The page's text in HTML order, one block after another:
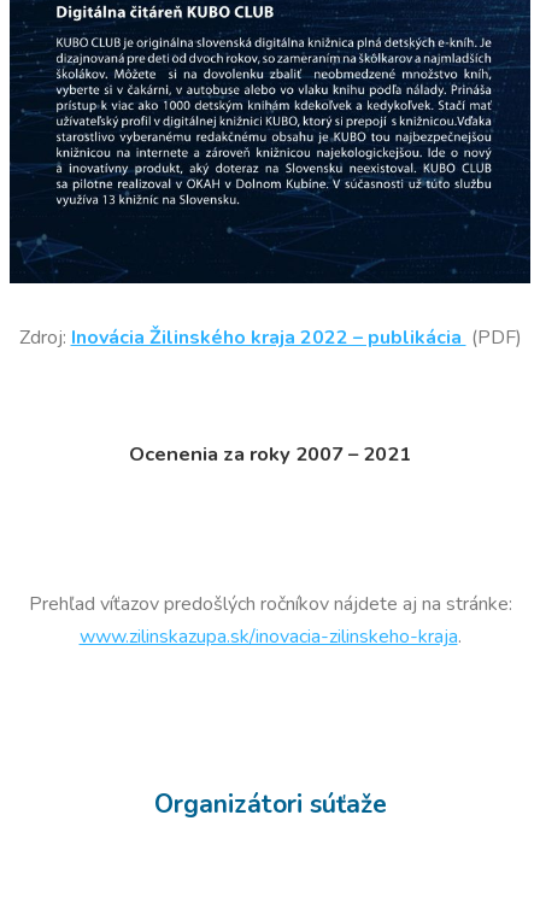
Zdroj: Inovácia Žilinského kraja 2022 – publikácia (PDF)
Ocenenia za roky 2007 – 2021
Prehľad víťazov predošlých ročníkov nájdete aj na stránke:
www.zilinskazupa.sk/inovacia-zilinskeho-kraja.
Organizátori súťaže